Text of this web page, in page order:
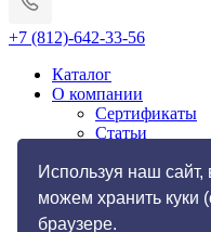
Используя наш
можем хранить куки
браузере.
+7 (812)-642-33-56
Каталог
О компании
Сертификаты
Статьи
Импортозамещение
Услуги